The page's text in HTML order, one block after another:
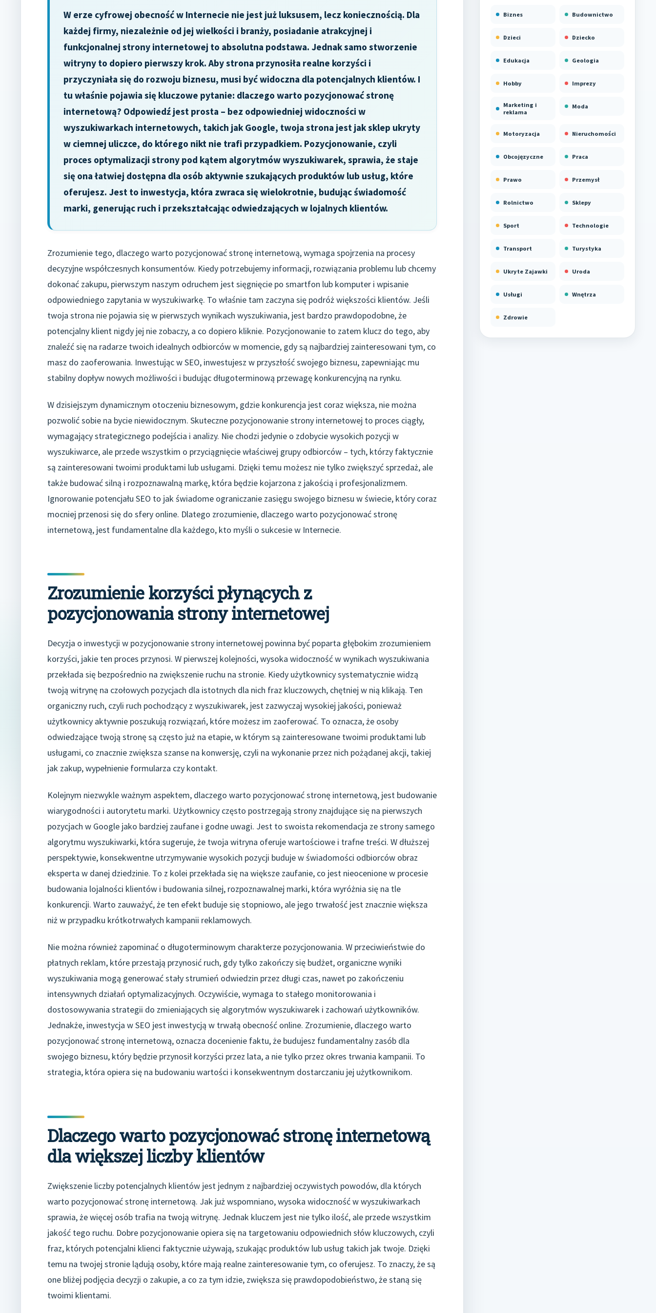
W erze cyfrowej obecność w Internecie nie jest już luksusem, lecz koniecznością. Dla
każdej firmy, niezależnie od jej wielkości i branży, posiadanie atrakcyjnej i
funkcjonalnej strony internetowej to absolutna podstawa. Jednak samo stworzenie
witryny to dopiero pierwszy krok. Aby strona przynosiła realne korzyści i
przyczyniała się do rozwoju biznesu, musi być widoczna dla potencjalnych klientów. I
tu właśnie pojawia się kluczowe pytanie: dlaczego warto pozycjonować stronę
internetową? Odpowiedź jest prosta – bez odpowiedniej widoczności w
wyszukiwarkach internetowych, takich jak Google, twoja strona jest jak sklep ukryty
w ciemnej uliczce, do którego nikt nie trafi przypadkiem. Pozycjonowanie, czyli
proces optymalizacji strony pod kątem algorytmów wyszukiwarek, sprawia, że staje
się ona łatwiej dostępna dla osób aktywnie szukających produktów lub usług, które
oferujesz. Jest to inwestycja, która zwraca się wielokrotnie, budując świadomość
marki, generując ruch i przekształcając odwiedzających w lojalnych klientów.
Zrozumienie tego, dlaczego warto pozycjonować stronę internetową, wymaga spojrzenia na procesy
decyzyjne współczesnych konsumentów. Kiedy potrzebujemy informacji, rozwiązania problemu lub chcemy
dokonać zakupu, pierwszym naszym odruchem jest sięgnięcie po smartfon lub komputer i wpisanie
odpowiedniego zapytania w wyszukiwarkę. To właśnie tam zaczyna się podróż większości klientów. Jeśli
twoja strona nie pojawia się w pierwszych wynikach wyszukiwania, jest bardzo prawdopodobne, że
potencjalny klient nigdy jej nie zobaczy, a co dopiero kliknie. Pozycjonowanie to zatem klucz do tego, aby
znaleźć się na radarze twoich idealnych odbiorców w momencie, gdy są najbardziej zainteresowani tym, co
masz do zaoferowania. Inwestując w SEO, inwestujesz w przyszłość swojego biznesu, zapewniając mu
stabilny dopływ nowych możliwości i budując długoterminową przewagę konkurencyjną na rynku.
W dzisiejszym dynamicznym otoczeniu biznesowym, gdzie konkurencja jest coraz większa, nie można
pozwolić sobie na bycie niewidocznym. Skuteczne pozycjonowanie strony internetowej to proces ciągły,
wymagający strategicznego podejścia i analizy. Nie chodzi jedynie o zdobycie wysokich pozycji w
wyszukiwarce, ale przede wszystkim o przyciągnięcie właściwej grupy odbiorców – tych, którzy faktycznie
są zainteresowani twoimi produktami lub usługami. Dzięki temu możesz nie tylko zwiększyć sprzedaż, ale
także budować silną i rozpoznawalną markę, która będzie kojarzona z jakością i profesjonalizmem.
Ignorowanie potencjału SEO to jak świadome ograniczanie zasięgu swojego biznesu w świecie, który coraz
mocniej przenosi się do sfery online. Dlatego zrozumienie, dlaczego warto pozycjonować stronę
internetową, jest fundamentalne dla każdego, kto myśli o sukcesie w Internecie.
Zrozumienie korzyści płynących z
pozycjonowania strony internetowej
Decyzja o inwestycji w pozycjonowanie strony internetowej powinna być poparta głębokim zrozumieniem
korzyści, jakie ten proces przynosi. W pierwszej kolejności, wysoka widoczność w wynikach wyszukiwania
przekłada się bezpośrednio na zwiększenie ruchu na stronie. Kiedy użytkownicy systematycznie widzą
twoją witrynę na czołowych pozycjach dla istotnych dla nich fraz kluczowych, chętniej w nią klikają. Ten
organiczny ruch, czyli ruch pochodzący z wyszukiwarek, jest zazwyczaj wysokiej jakości, ponieważ
użytkownicy aktywnie poszukują rozwiązań, które możesz im zaoferować. To oznacza, że osoby
odwiedzające twoją stronę są często już na etapie, w którym są zainteresowane twoimi produktami lub
usługami, co znacznie zwiększa szanse na konwersję, czyli na wykonanie przez nich pożądanej akcji, takiej
jak zakup, wypełnienie formularza czy kontakt.
Kolejnym niezwykle ważnym aspektem, dlaczego warto pozycjonować stronę internetową, jest budowanie
wiarygodności i autorytetu marki. Użytkownicy często postrzegają strony znajdujące się na pierwszych
pozycjach w Google jako bardziej zaufane i godne uwagi. Jest to swoista rekomendacja ze strony samego
algorytmu wyszukiwarki, która sugeruje, że twoja witryna oferuje wartościowe i trafne treści. W dłuższej
perspektywie, konsekwentne utrzymywanie wysokich pozycji buduje w świadomości odbiorców obraz
eksperta w danej dziedzinie. To z kolei przekłada się na większe zaufanie, co jest nieocenione w procesie
budowania lojalności klientów i budowania silnej, rozpoznawalnej marki, która wyróżnia się na tle
konkurencji. Warto zauważyć, że ten efekt buduje się stopniowo, ale jego trwałość jest znacznie większa
niż w przypadku krótkotrwałych kampanii reklamowych.
Nie można również zapominać o długoterminowym charakterze pozycjonowania. W przeciwieństwie do
płatnych reklam, które przestają przynosić ruch, gdy tylko zakończy się budżet, organiczne wyniki
wyszukiwania mogą generować stały strumień odwiedzin przez długi czas, nawet po zakończeniu
intensywnych działań optymalizacyjnych. Oczywiście, wymaga to stałego monitorowania i
dostosowywania strategii do zmieniających się algorytmów wyszukiwarek i zachowań użytkowników.
Jednakże, inwestycja w SEO jest inwestycją w trwałą obecność online. Zrozumienie, dlaczego warto
pozycjonować stronę internetową, oznacza docenienie faktu, że budujesz fundamentalny zasób dla
swojego biznesu, który będzie przynosił korzyści przez lata, a nie tylko przez okres trwania kampanii. To
strategia, która opiera się na budowaniu wartości i konsekwentnym dostarczaniu jej użytkownikom.
Dlaczego warto pozycjonować stronę internetową
dla większej liczby klientów
Zwiększenie liczby potencjalnych klientów jest jednym z najbardziej oczywistych powodów, dla których
warto pozycjonować stronę internetową. Jak już wspomniano, wysoka widoczność w wyszukiwarkach
sprawia, że więcej osób trafia na twoją witrynę. Jednak kluczem jest nie tylko ilość, ale przede wszystkim
jakość tego ruchu. Dobre pozycjonowanie opiera się na targetowaniu odpowiednich słów kluczowych, czyli
fraz, których potencjalni klienci faktycznie używają, szukając produktów lub usług takich jak twoje. Dzięki
temu na twojej stronie lądują osoby, które mają realne zainteresowanie tym, co oferujesz. To znaczy, że są
one bliżej podjęcia decyzji o zakupie, a co za tym idzie, zwiększa się prawdopodobieństwo, że staną się
twoimi klientami.
Biznes Budownictwo
Dzieci Dziecko
Edukacja Geologia
Hobby Imprezy
Marketing i
reklama
Moda
Motoryzacja Nieruchomości
Obcojęzyczne Praca
Prawo Przemysł
Rolnictwo Sklepy
Sport Technologie
Transport Turystyka
Ukryte Zajawki Uroda
Usługi Wnętrza
Zdrowie